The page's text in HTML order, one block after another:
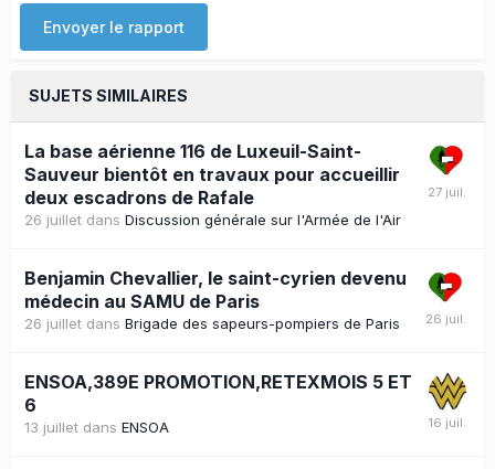
Envoyer le rapport
SUJETS SIMILAIRES
La base aérienne 116 de Luxeuil-Saint-
Sauveur bientôt en travaux pour accueillir
deux escadrons de Rafale
26 juillet dans Discussion générale sur l'Armée de l'Air
Benjamin Chevallier, le saint-cyrien devenu
médecin au SAMU de Paris
26 juillet dans Brigade des sapeurs-pompiers de Paris
ENSOA,389E PROMOTION,RETEXMOIS 5 ET
6
13 juillet dans ENSOA